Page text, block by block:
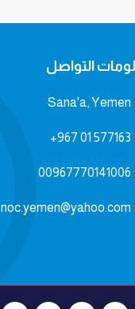
التواصل
Sana'a, Yemen
577163 01 967+
00967770141006
noc.yemen@yahoo.com